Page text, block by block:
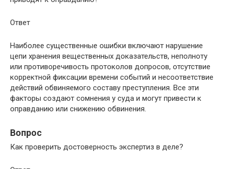
Ответ
Наиболее существенные ошибки включают нарушение
цепи хранения вещественных доказательств, неполноту
или противоречивость протоколов допросов, отсутствие
корректной фиксации времени событий и несоответствие
действий обвиняемого составу преступления. Все эти
факторы создают сомнения у суда и могут привести к
оправданию или снижению обвинения.
Вопрос
Как проверить достоверность экспертиз в деле?